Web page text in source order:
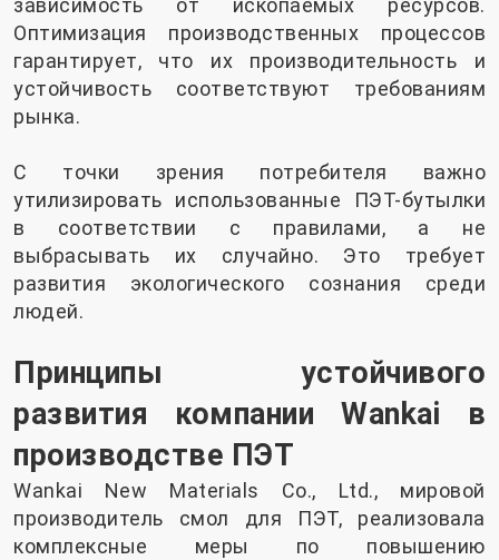
Оптимизация производственных процессов
гарантирует, что их производительность и
устойчивость соответствуют требованиям
рынка.
С точки зрения потребителя важно
утилизировать использованные ПЭТ-бутылки
в соответствии с правилами, а не
выбрасывать их случайно. Это требует
развития экологического сознания среди
людей.
Принципы устойчивого
развития компании Wankai в
производстве ПЭТ
Wankai New Materials Co., Ltd., мировой
производитель смол для ПЭТ, реализовала
комплексные меры по повышению